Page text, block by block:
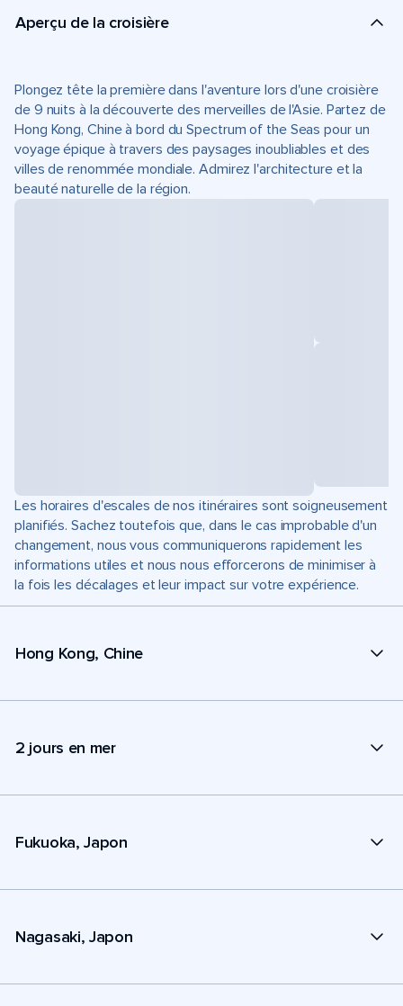
Aperçu de la croisière
Plongez tête la première dans l'aventure lors d'une croisière
de 9 nuits à la découverte des merveilles de l'Asie. Partez de
Hong Kong, Chine à bord du Spectrum of the Seas pour un
voyage épique à travers des paysages inoubliables et des
villes de renommée mondiale. Admirez l'architecture et la
beauté naturelle de la région.
Les horaires d'escales de nos itinéraires sont soigneusement
planifiés. Sachez toutefois que, dans le cas improbable d'un
changement, nous vous communiquerons rapidement les
informations utiles et nous nous efforcerons de minimiser à
la fois les décalages et leur impact sur votre expérience.
Hong Kong, Chine
2 jours en mer
Fukuoka, Japon
Nagasaki, Japon